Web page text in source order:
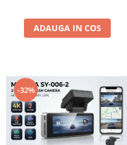
ADAUGA IN COS
-32%